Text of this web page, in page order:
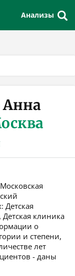
Анализы
Анна
Детская
клиника
о
и степени,
лет
- даны